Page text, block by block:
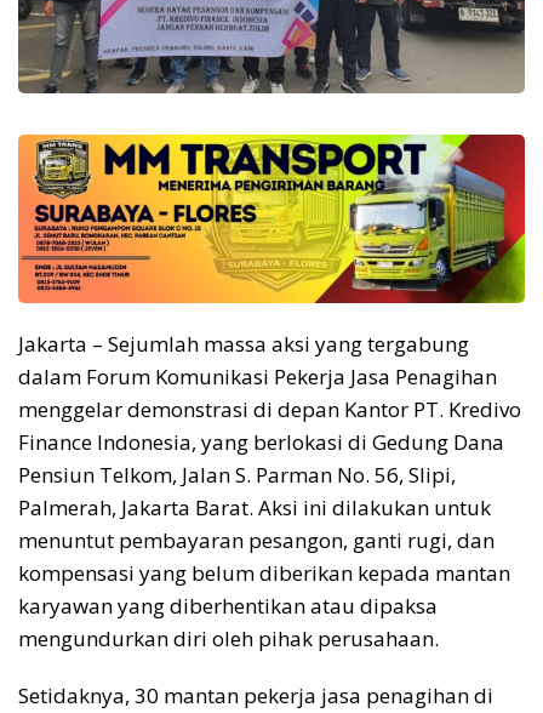
Jakarta – Sejumlah massa aksi yang tergabung
dalam Forum Komunikasi Pekerja Jasa Penagihan
menggelar demonstrasi di depan Kantor PT. Kredivo
Finance Indonesia, yang berlokasi di Gedung Dana
Pensiun Telkom, Jalan S. Parman No. 56, Slipi,
Palmerah, Jakarta Barat. Aksi ini dilakukan untuk
menuntut pembayaran pesangon, ganti rugi, dan
kompensasi yang belum diberikan kepada mantan
karyawan yang diberhentikan atau dipaksa
mengundurkan diri oleh pihak perusahaan.
Setidaknya, 30 mantan pekerja jasa penagihan di